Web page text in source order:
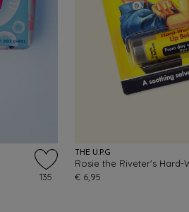
135
THE U.P.G
€ 6,95